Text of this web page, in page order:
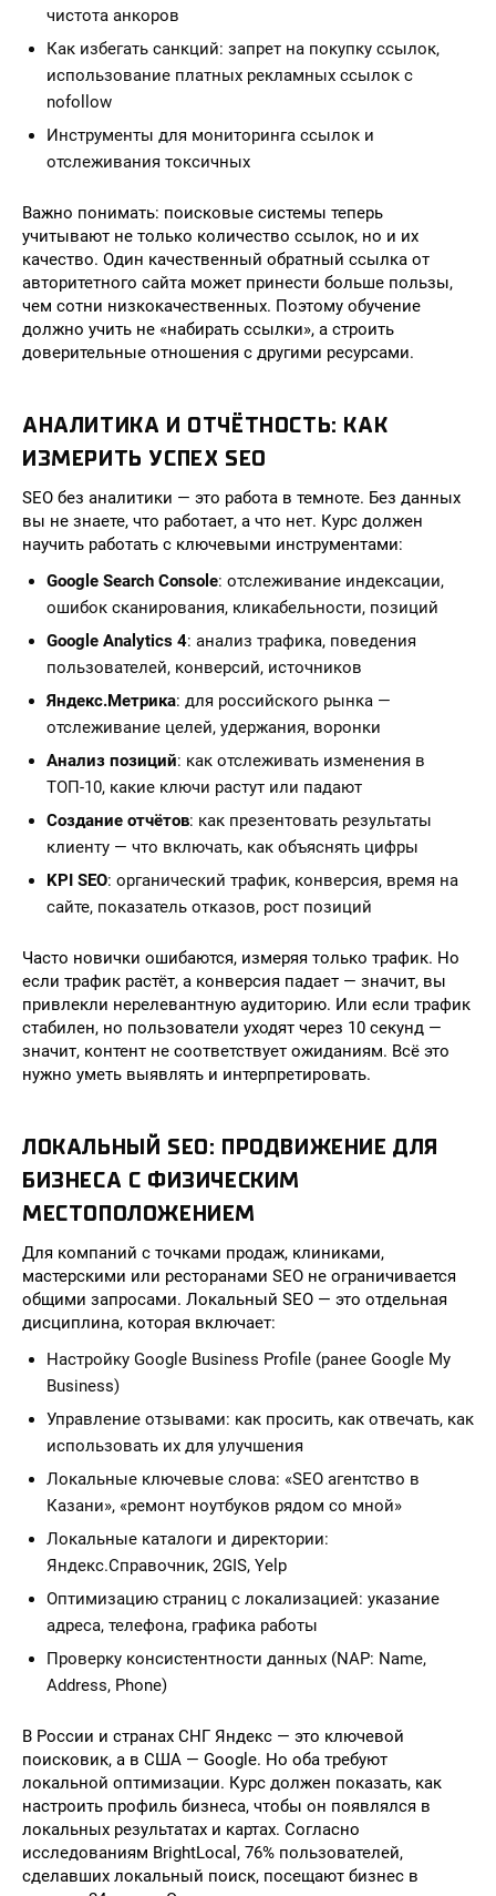
чистота анкоров
Как избегать санкций: запрет на покупку ссылок,
использование платных рекламных ссылок с
nofollow
Инструменты для мониторинга ссылок и
отслеживания токсичных
Важно понимать: поисковые системы теперь
учитывают не только количество ссылок, но и их
качество. Один качественный обратный ссылка от
авторитетного сайта может принести больше пользы,
чем сотни низкокачественных. Поэтому обучение
должно учить не «набирать ссылки», а строить
доверительные отношения с другими ресурсами.
АНАЛИТИКА И ОТЧЁТНОСТЬ: КАК
ИЗМЕРИТЬ УСПЕХ SEO
SEO без аналитики — это работа в темноте. Без данных
вы не знаете, что работает, а что нет. Курс должен
научить работать с ключевыми инструментами:
Google Search Console: отслеживание индексации,
ошибок сканирования, кликабельности, позиций
Google Analytics 4: анализ трафика, поведения
пользователей, конверсий, источников
Яндекс.Метрика: для российского рынка —
отслеживание целей, удержания, воронки
Анализ позиций: как отслеживать изменения в
ТОП-10, какие ключи растут или падают
Создание отчётов: как презентовать результаты
клиенту — что включать, как объяснять цифры
KPI SEO: органический трафик, конверсия, время на
сайте, показатель отказов, рост позиций
Часто новички ошибаются, измеряя только трафик. Но
если трафик растёт, а конверсия падает — значит, вы
привлекли нерелевантную аудиторию. Или если трафик
стабилен, но пользователи уходят через 10 секунд —
значит, контент не соответствует ожиданиям. Всё это
нужно уметь выявлять и интерпретировать.
ЛОКАЛЬНЫЙ SEO: ПРОДВИЖЕНИЕ ДЛЯ
БИЗНЕСА С ФИЗИЧЕСКИМ
МЕСТОПОЛОЖЕНИЕМ
Для компаний с точками продаж, клиниками,
мастерскими или ресторанами SEO не ограничивается
общими запросами. Локальный SEO — это отдельная
дисциплина, которая включает:
Настройку Google Business Profile (ранее Google My
Business)
Управление отзывами: как просить, как отвечать, как
использовать их для улучшения
Локальные ключевые слова: «SEO агентство в
Казани», «ремонт ноутбуков рядом со мной»
Локальные каталоги и директории:
Яндекс.Справочник, 2GIS, Yelp
Оптимизацию страниц с локализацией: указание
адреса, телефона, графика работы
Проверку консистентности данных (NAP: Name,
Address, Phone)
В России и странах СНГ Яндекс — это ключевой
поисковик, а в США — Google. Но оба требуют
локальной оптимизации. Курс должен показать, как
настроить профиль бизнеса, чтобы он появлялся в
локальных результатах и картах. Согласно
исследованиям BrightLocal, 76% пользователей,
сделавших локальный поиск, посещают бизнес в